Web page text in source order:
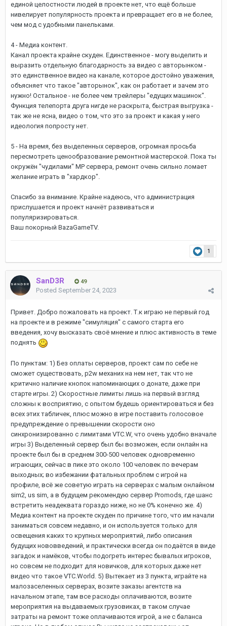
единой целостности людей в проекте нет, что ещё больше
нивелирует популярность проекта и превращает его в не более,
чем мод с удобными панельками.
4 - Медиа контент.
Канал проекта крайне скуден. Единственное - могу выделить и
выразить отдельную благодарность за видео с авторынком -
это единственное видео на канале, которое достойно уважения,
объясняет что такое "авторынок", как он работает и зачем это
нужно! Остальное - не более чем трейлеры "едущих машинок".
Функция телепорта друга нигде не раскрыта, быстрая выгрузка -
так же не ясна, видео о том, что это за проект и какая у него
идеология попросту нет.
5 - На время, без выделенных серверов, огромная просьба
пересмотреть ценообразование ремонтной мастерской. Пока ты
окружён "чудилами" МР сервера, ремонт очень сильно ломает
желание играть в "хардкор".
Спасибо за внимание. Крайне надеюсь, что администрация
прислушается и проект начнёт развиваться и
популяризироваться.
Ваш покорный BazaGameTV.
1
SanD3R 49
Posted September 24, 2023
Привет. Добро пожаловать на проект. Т.к играю не первый год
на проекте и в режиме "симуляция" с самого старта его
введения, хочу высказать своё мнение и плюс активность в теме
поднять
По пунктам: 1) Без оплаты серверов, проект сам по себе не
сможет существовать, p2w механих на нем нет, так что не
критично наличие кнопок напоминающих о донате, даже при
старте игры. 2) Скоростные лимиты лишь на первый взгляд
сложны к восприятию, с опытом будешь ориентироваться и без
всех этих табличек, плюс можно в игре поставить голосовое
предупреждение о превышении скорости оно
синхронизированно с лимитами VTC.W, что очень удобно вначале
игры 3) Выделенный сервер был бы возможен, если онлайн на
проекте был бы в среднем 300-500 человек одновременно
играющих, сейчас в пике это около 100 человек по вечерам
выходных; во избежании фатальных проблем с игрой на
профиле, всё же советую играть на серверах с малым онлайном
sim2, us sim, а в будущем рекомендую сервер Promods, где шанс
встретить неадеквата гораздо ниже, но не 0% конечно же. 4)
Медиа контент на проекте скуден по причине того, что им начали
заниматься совсем недавно, и он используется только для
освещения каких то крупных мероприятий, либо описания
будущих нововведений, и практически всегда он подаётся в виде
загадок и намёков, чтобы подогреть интерес бывалых игроков,
но совсем не подходит для новичков, для которых даже нет
видео что такое VTC.World. 5) Вытекает из 3 пункта, играйте на
малозаселенных серверах, возите заказы агентств на
начальном этапе, там все расходы оплачиваются, возите
мероприятия на выдаваемых грузовиках, в таком случае
затраты на ремонт тоже оплачиваются игрой, а не с баланса